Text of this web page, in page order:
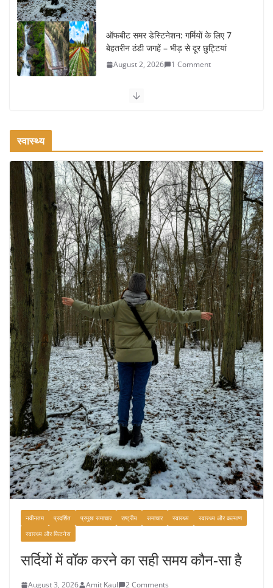
ऑफबीट समर डेस्टिनेशन: गर्मियों के लिए 7
बेहतरीन ठंडी जगहें – भीड़ से दूर छुट्टियां
August 2, 2026 1 Comment
कश्मीर यात्रा गाइड: प्राकृतिक सुंदरता और
वजन घटाने के लिए 8 बेहतरीन वॉकिंग
एक्सरसाइज: 1 महीने में पाएं 3-4 किलो कम
वजन
July 31, 2026 1 Comment
16 ज़रूरी कीबोर्ड शॉर्टकट्स जो आपकी
उत्पादकता को दोगुना कर देंगे
August 7, 2026 0 Comments
स्वास्थ्य
नवीनतम प्रदर्शित प्रमुख समाचार राष्ट्रीय समाचार स्वास्थ्य
स्वास्थ्य और कल्याण
स्वास्थ्य और फिटनेस
सर्दियों में वॉक करने का सही समय कौन-सा है
August 3, 2026 Amit Kaul 2 Comments